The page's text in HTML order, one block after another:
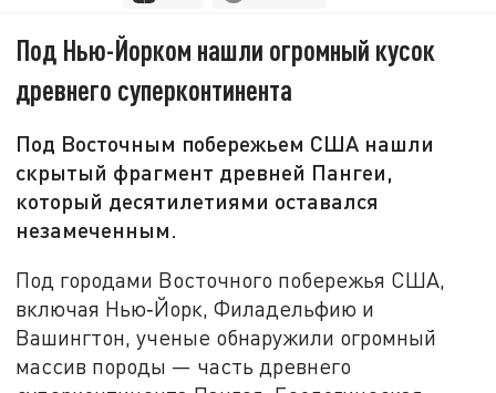
Под Нью-Йорком нашли огромный кусок
древнего суперконтинента
Под Восточным побережьем США нашли
скрытый фрагмент древней Пангеи,
который десятилетиями оставался
незамеченным.
Под городами Восточного побережья США,
включая Нью‑Йорк, Филадельфию и
Вашингтон, ученые обнаружили огромный
массив породы — часть древнего